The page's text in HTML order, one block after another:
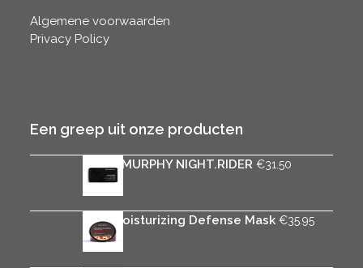
Algemene voorwaarden
Privacy Policy
Een greep uit onze producten
KEVIN.MURPHY NIGHT.RIDER €31.50
Rica Moisturizing Defense Mask €35.95